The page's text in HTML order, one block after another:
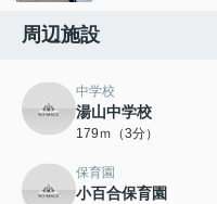
周辺施設
中学校
湯山中学校
179ｍ（3分）
保育園
小百合保育園